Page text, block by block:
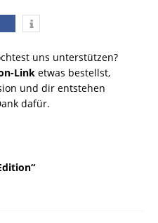
uns unterstützen?
Link etwas bestellst,
und dir entstehen
dafür.